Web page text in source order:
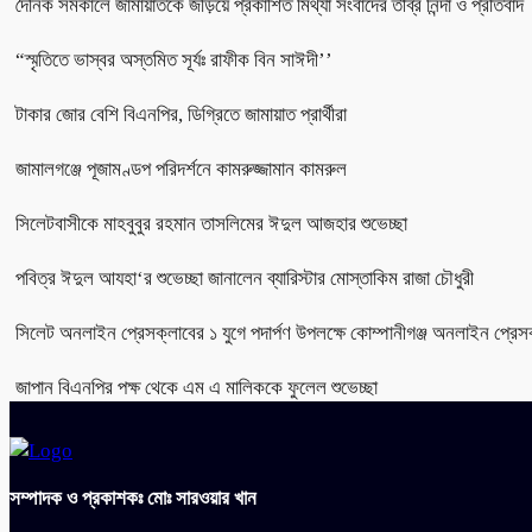
দৈনিক সমকালে জামায়াতকে জড়িয়ে প্রকাশিত মিথ্যা সংবাদের তীব্র নিন্দা ও প্রতিবাদ
“স্মৃতিতে ভাস্বর অস্তমিত সূর্যঃ রাফীক বিন সাঈদী’’
টাকার জোর বেশি বিএনপির, ডিগ্রিতে জামায়াত প্রার্থীরা
জামালগঞ্জে পূজামণ্ডপ পরিদর্শনে কামরুজ্জামান কামরুল
সিলেটবাসীকে মাহবুবুর রহমান তাসলিমের ঈদুল আজহার শুভেচ্ছা
পবিত্র ঈদুল আযহা‘র শুভেচ্ছা জানালেন ব্যারিস্টার মোস্তাকিম রাজা চৌধুরী
সিলেট অনলাইন প্রেসক্লাবের ১ যুগে পদার্পণ উপলক্ষে কোম্পানীগঞ্জ অনলাইন
জাপান বিএনপির পক্ষ থেকে এম এ মালিককে ফুলেল শুভেচ্ছা
সম্পাদক ও প্রকাশকঃ মোঃ সারওয়ার খান